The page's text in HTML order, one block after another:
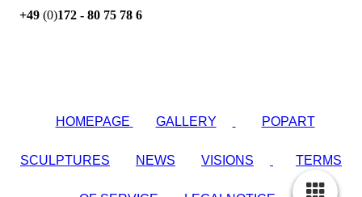
+49 (0)172 - 80 75 78 6
HOMEPAGE GALLERY POPART
SCULPTURES NEWS VISIONS TERMS